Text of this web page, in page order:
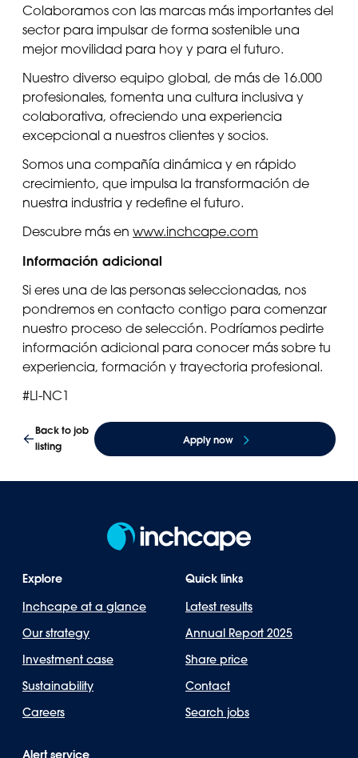
Colaboramos con las marcas más importantes del
sector para impulsar de forma sostenible una
mejor movilidad para hoy y para el futuro.
Nuestro diverso equipo global, de más de 16.000
profesionales, fomenta una cultura inclusiva y
colaborativa, ofreciendo una experiencia
excepcional a nuestros clientes y socios.
Somos una compañía dinámica y en rápido
crecimiento, que impulsa la transformación de
nuestra industria y redefine el futuro.
Descubre más en www.inchcape.com
Información adicional
Si eres una de las personas seleccionadas, nos
pondremos en contacto contigo para comenzar
nuestro proceso de selección. Podríamos pedirte
información adicional para conocer más sobre tu
experiencia, formación y trayectoria profesional.
#LI-NC1
Back to job
listing
Apply now
Explore
Inchcape at a glance
Our strategy
Investment case
Sustainability
Careers
Quick links
Latest results
Annual Report 2025
Share price
Contact
Search jobs
Alert service